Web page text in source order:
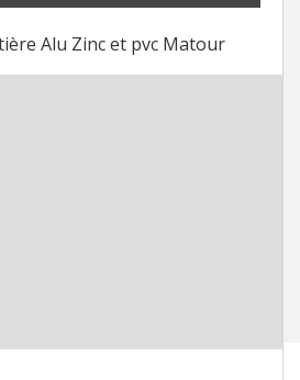
Alu Zinc et pvc Matour